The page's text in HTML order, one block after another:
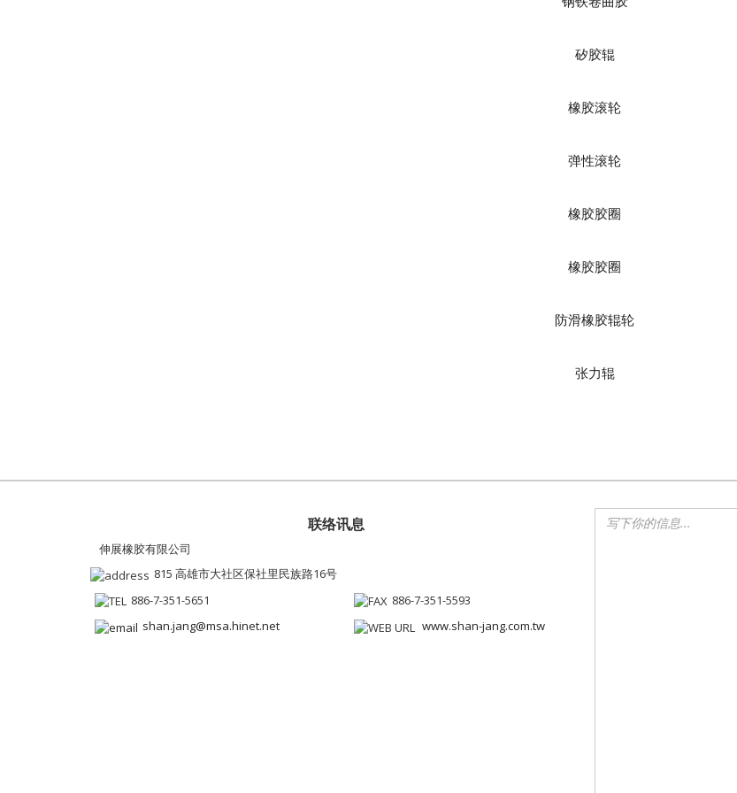
矽胶辊
橡胶滚轮
弹性滚轮
橡胶胶圈
橡胶胶圈
防滑橡胶辊轮
张力辊
联络讯息
伸展橡胶有限公司
815 高雄市大社区保社里民族路16号
886-7-351-5651
886-7-351-5593
shan.jang@msa.hinet.net
www.shan-jang.com.tw